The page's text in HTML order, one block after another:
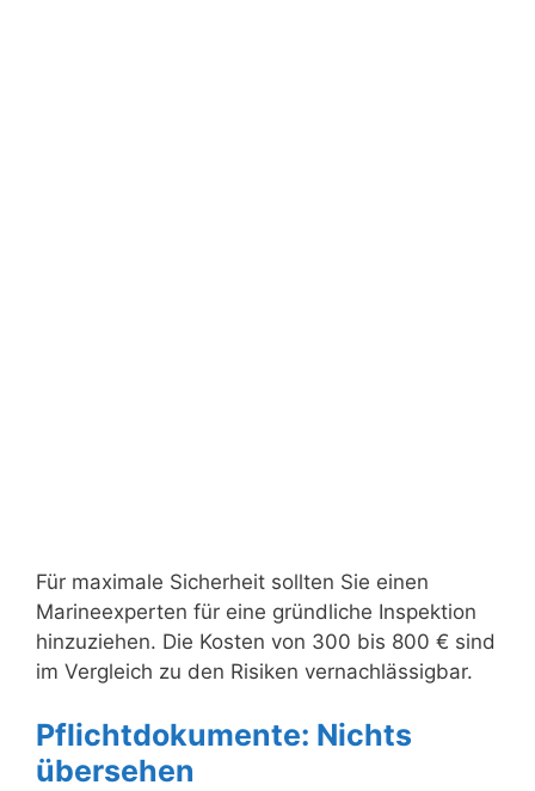
Für maximale Sicherheit sollten Sie einen
Marineexperten für eine gründliche Inspektion
hinzuziehen. Die Kosten von 300 bis 800 € sind
im Vergleich zu den Risiken vernachlässigbar.
Pflichtdokumente: Nichts
übersehen